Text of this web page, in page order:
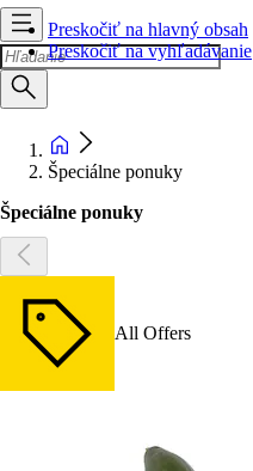
Preskočiť na hlavný obsah
Preskočiť na vyhľadávanie
Špeciálne ponuky
Špeciálne ponuky
All Offers